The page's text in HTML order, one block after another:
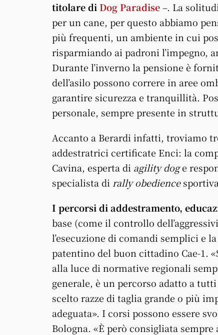
titolare di Dog Paradise–. La
per un cane, per questo abbiamo
più frequenti, un ambiente in cui
risparmiando ai padroni l’impegno,
Durante l’inverno la pensione è
dell’asilo possono correre in aree
garantire sicurezza e tranquillità.
personale, sempre presente in
Accanto a Berardi infatti, troviamo
addestratrici certificate Enci: la
Cavina, esperta di agility doge
specialista di rally obedience
I percorsi di addestramento,
base (come il controllo
l’esecuzione di comandi semplici e
patentino del buon cittadino Cae-1.
alla luce di normative regionali
generale, è un percorso adatto a
scelto razze di taglia grande o più
adeguata». I corsi possono essere
Bologna. «È però consigliata